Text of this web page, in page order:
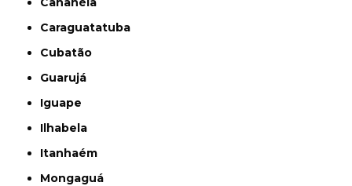
Caraguatatuba
Cubatão
Guarujá
Iguape
Ilhabela
Itanhaém
Mongaguá